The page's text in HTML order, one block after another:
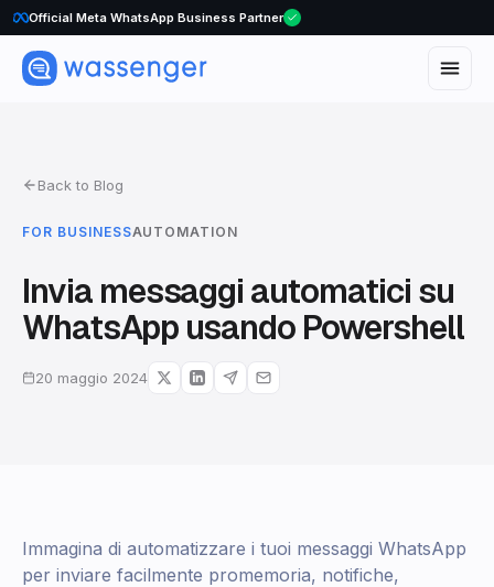
Official Meta WhatsApp Business Partner
Back to Blog
FOR BUSINESSAUTOMATION
Invia messaggi automatici su
WhatsApp usando Powershell
20 maggio 2024
Immagina di automatizzare i tuoi messaggi WhatsApp
per inviare facilmente promemoria, notifiche,